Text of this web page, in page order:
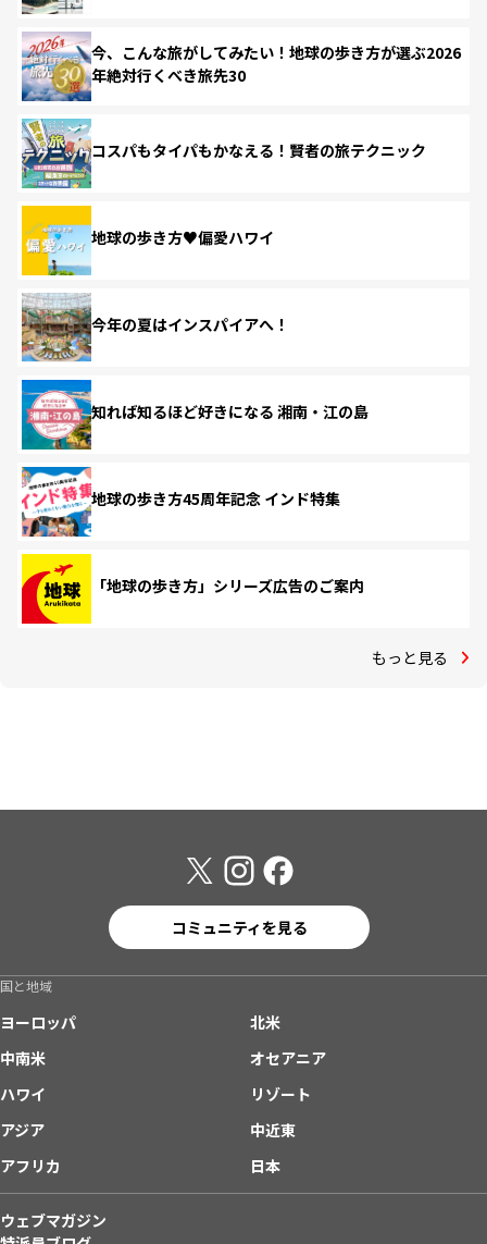
今、こんな旅がしてみたい！地球の歩き方が選ぶ2026
年絶対行くべき旅先30
コスパもタイパもかなえる！賢者の旅テクニック
地球の歩き方♥偏愛ハワイ
今年の夏はインスパイアへ！
知れば知るほど好きになる 湘南・江の島
地球の歩き方45周年記念 インド特集
「地球の歩き方」シリーズ広告のご案内
もっと見る
コミュニティを見る
国と地域
ヨーロッパ
北米
中南米
オセアニア
ハワイ
リゾート
アジア
中近東
アフリカ
日本
ウェブマガジン